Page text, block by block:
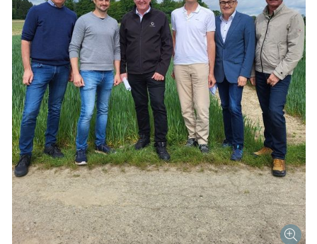
Skip to main content